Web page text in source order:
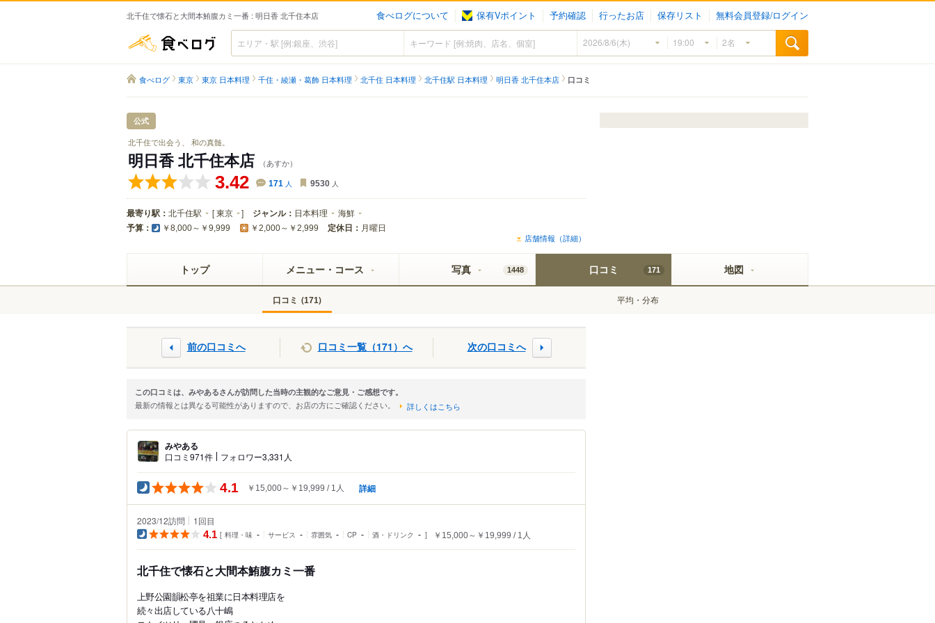
北千住で懐石と大間本鮪腹カミ一番 : 明日香 北千住本店 食べログについて 保有Vポイント 予約確認 行ったお店 保存リスト 無料会員登録/ログイン
食べログ
食べログ 東京 東京 日本料理 千住・綾瀬・葛飾 日本料理 北千住 日本料理 北千住駅 日本料理 明日香 北千住本店 口コミ
公式
北千住で出会う、 和の真髄。
明日香 北千住本店 （あすか）
3.42 171 人 9530 人
最寄り駅： 北千住駅 [東京 ] ジャンル： 日本料理 海鮮
予算： ￥8,000～￥9,999 ￥2,000～￥2,999 定休日： 月曜日
店舗情報（詳細）
トップ メニュー・コース 写真 1448 口コミ 171
口コミ (171) 平均・分布
地図
前の口コミへ 口コミ一覧（171）へ 次の口コミへ
この口コミは、みやあるさんが訪問した当時の主観的なご意見・ご感想です。
最新の情報とは異なる可能性がありますので、お店の方にご確認ください。 詳しくはこちら
みやある
口コミ971件 フォロワー3,331人
4.1 ￥15,000～￥19,999 1人 詳細
2023/12訪問 1回目
4.1
料理・味 - サービス - 雰囲気 - CP - 酒・ドリンク - ￥15,000～￥19,999 1人
北千住で懐石と大間本鮪腹カミ一番
上野公園韻松亭を祖業に日本料理店を
続々出店している八十嶋